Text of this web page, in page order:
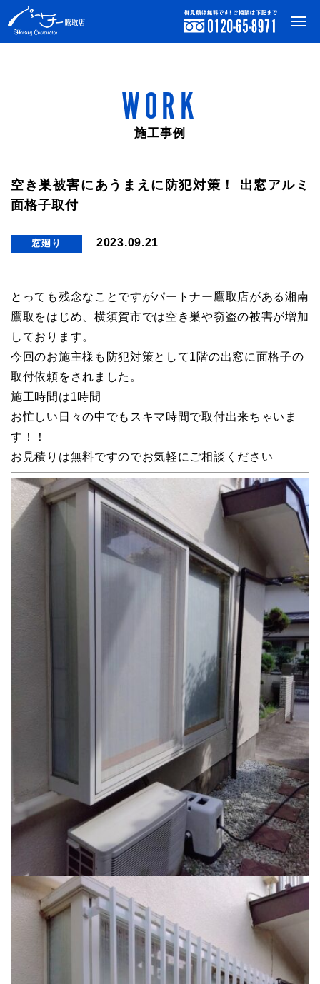
WORK
施工事例
空き巣被害にあうまえに防犯対策！ 出窓アルミ
面格子取付
窓廻り 2023.09.21
とっても残念なことですがパートナー鷹取店がある湘南
鷹取をはじめ、横須賀市では空き巣や窃盗の被害が増加
しております。
今回のお施主様も防犯対策として1階の出窓に面格子の
取付依頼をされました。
施工時間は1時間
お忙しい日々の中でもスキマ時間で取付出来ちゃいま
す！！
お見積りは無料ですのでお気軽にご相談ください